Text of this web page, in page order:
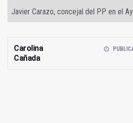
Javier Carazo, concejal del PP en el
Carolina
Cañada